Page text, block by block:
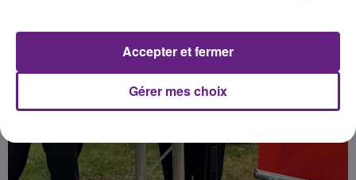
Gérer mes choix
Accepter et fermer